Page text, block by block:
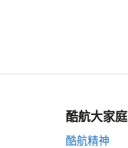
酷航大家庭
酷航精神